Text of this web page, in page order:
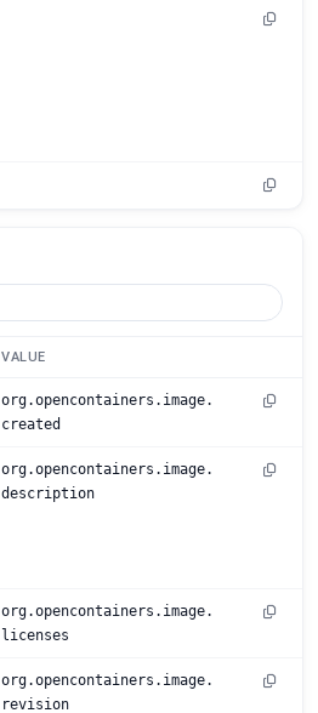
VALUE
org.opencontainers.image.
created
org.opencontainers.image.
description
org.opencontainers.image.
licenses
org.opencontainers.image.
revision